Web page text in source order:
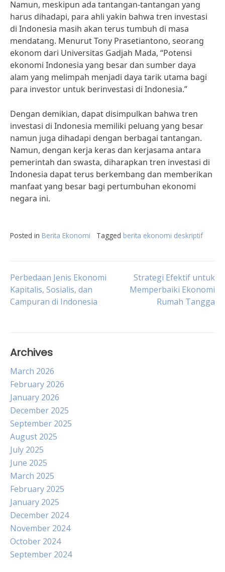
Namun, meskipun ada tantangan-tantangan yang
harus dihadapi, para ahli yakin bahwa tren investasi
di Indonesia masih akan terus tumbuh di masa
mendatang. Menurut Tony Prasetiantono, seorang
ekonom dari Universitas Gadjah Mada, “Potensi
ekonomi Indonesia yang besar dan sumber daya
alam yang melimpah menjadi daya tarik utama bagi
para investor untuk berinvestasi di Indonesia.”
Dengan demikian, dapat disimpulkan bahwa tren
investasi di Indonesia memiliki peluang yang besar
namun juga dihadapi dengan berbagai tantangan.
Namun, dengan kerja keras dan kerjasama antara
pemerintah dan swasta, diharapkan tren investasi di
Indonesia dapat terus berkembang dan memberikan
manfaat yang besar bagi pertumbuhan ekonomi
negara ini.
Posted in Berita Ekonomi Tagged berita ekonomi deskriptif
Post
navigation
Perbedaan Jenis Ekonomi
Kapitalis, Sosialis, dan
Campuran di Indonesia
Strategi Efektif untuk
Memperbaiki Ekonomi
Rumah Tangga
Archives
March 2026
February 2026
January 2026
December 2025
September 2025
August 2025
July 2025
June 2025
March 2025
February 2025
January 2025
December 2024
November 2024
October 2024
September 2024